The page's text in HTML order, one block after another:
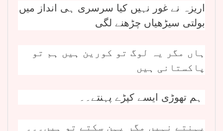
اریزہ نے غور نہیں کیا سرسری ہی انداز میں
بولتی سیڑھیاں چڑھنے لگی
ہاں مگر یہ لوگ تو کورین ہیں ہم تو
پاکستانی ہیں
پہنتے نہیں مگر پہن سکتے تو ہیں۔۔۔